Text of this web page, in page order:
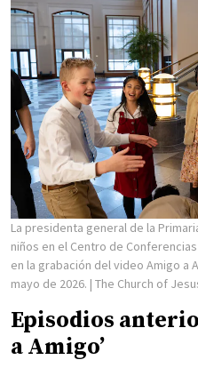
La presidenta general de la
niños en el Centro de
en la grabación del video Amigo a
mayo de 2026. | The Church of
Episodios
a Amigo’